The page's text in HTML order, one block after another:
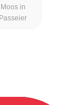
Moos in
Passeier